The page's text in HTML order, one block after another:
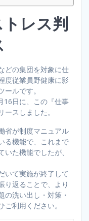
レス判
どの集団を対象に仕
度従業員野健康に影
ルです。
16日に、この『仕事
スしました。
省が制度マニュアル
る機能で、これまで
た機能でしたが、
いて実施が終了して
り返ることで、より
の洗い出し・対策・
利用ください。